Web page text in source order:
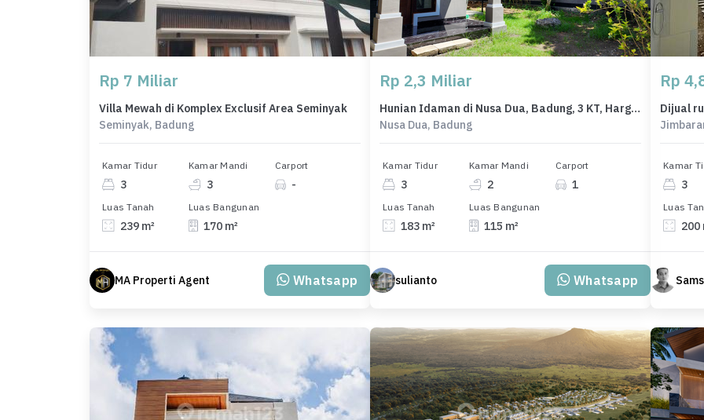
Rp 7 Miliar
Villa Mewah di Komplex Exclusif Area Seminyak
Seminyak, Badung
Kamar Tidur
3
Kamar Mandi
3
Carport
-
Luas Tanah
239 m²
Luas Bangunan
170 m²
MA Properti Agent Whatsapp
Rp 2,3 Miliar
Hunian Idaman di Nusa Dua, Badung, 3 KT, Harga 2,3 Miliar
Nusa Dua, Badung
Kamar Tidur
3
Kamar Mandi
2
Carport
1
Luas Tanah
183 m²
Luas Bangunan
115 m²
sulianto Whatsapp
Rp
Kamar
3
Luas
200